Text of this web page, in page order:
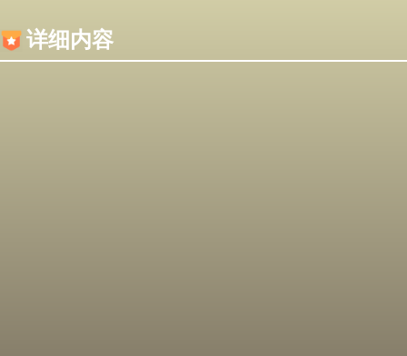
详细内容